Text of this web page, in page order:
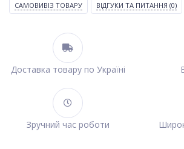
САМОВИВІЗ ТОВАРУ ВІДГУКИ ТА ПИТАННЯ (0)
Доставка товару по Україні
Зручний час роботи